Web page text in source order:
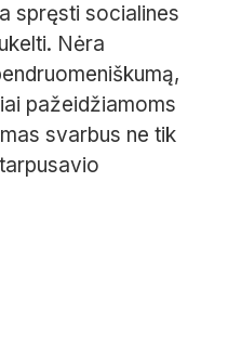
spręsti socialines
Nėra
pažeidžiamoms
svarbus ne tik